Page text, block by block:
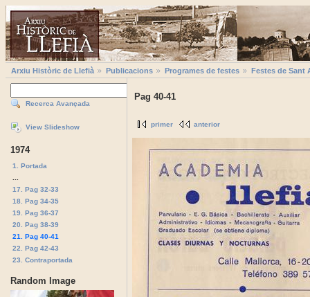
Arxiu Històric de Llefià Publicacions Programes de festes Festes de Sant
Recerca Avançada
View Slideshow
1974
1. Portada
17. Pag 32-33
18. Pag 34-35
19. Pag 36-37
20. Pag 38-39
21. Pag 40-41
22. Pag 42-43
23. Contraportada
Random Image
Pag 40-41
primer anterior